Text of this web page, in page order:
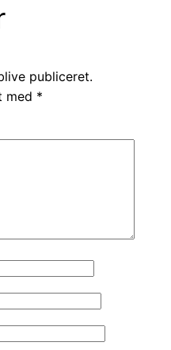
publiceret.
med *